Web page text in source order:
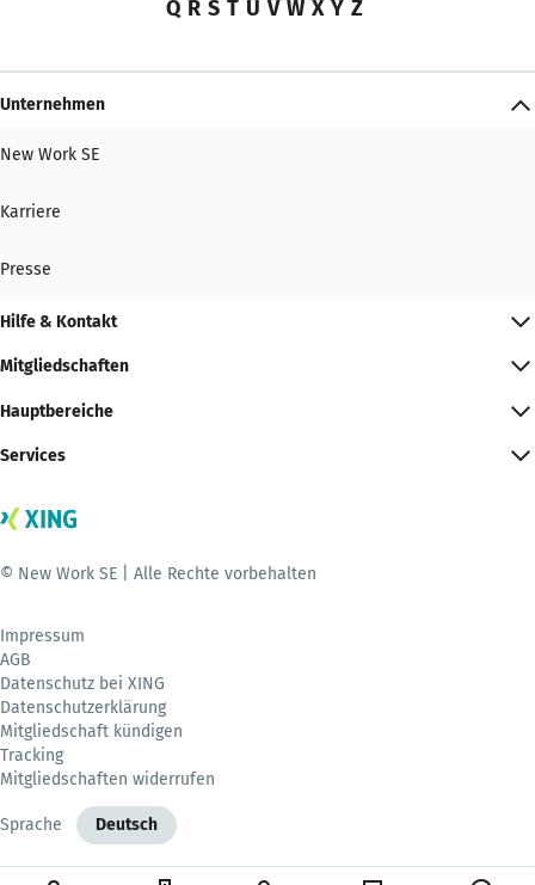
Q R S T U V W X Y Z
Unternehmen
New Work SE
Karriere
Presse
Hilfe & Kontakt
Mitgliedschaften
Hauptbereiche
Services
© New Work SE | Alle Rechte vorbehalten
Impressum
AGB
Datenschutz bei XING
Datenschutzerklärung
Mitgliedschaft kündigen
Tracking
Mitgliedschaften widerrufen
Sprache Deutsch